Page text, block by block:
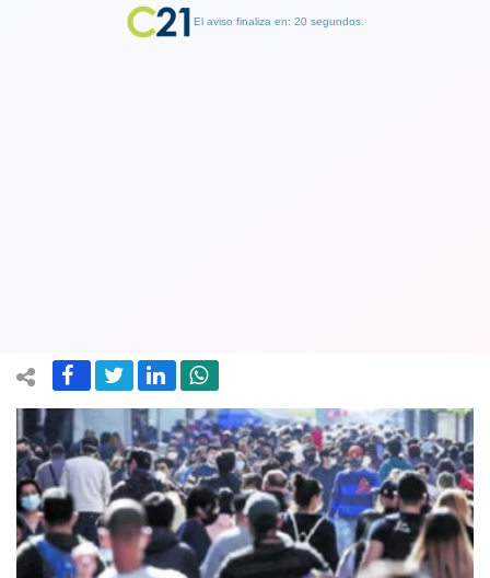
El aviso finaliza en: 19 segundos.